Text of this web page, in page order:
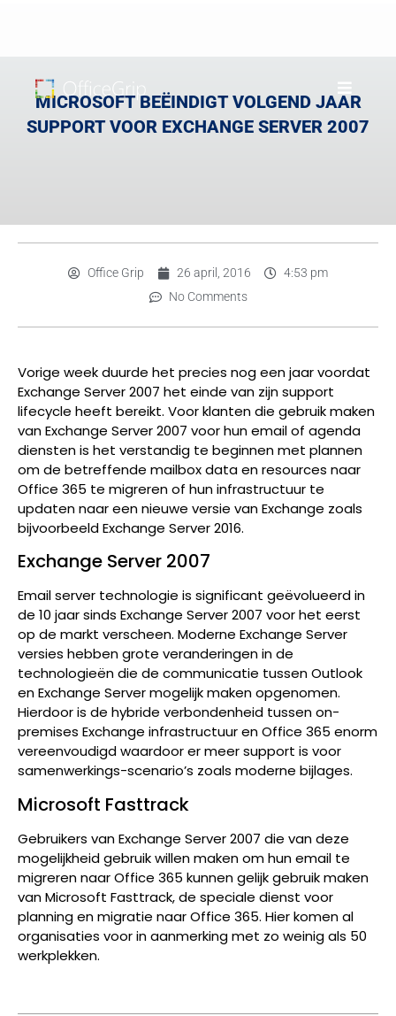
MICROSOFT BEËINDIGT VOLGEND JAAR
SUPPORT VOOR EXCHANGE SERVER 2007
Office Grip 26 april, 2016
4:53 pm
No Comments
Vorige week duurde het precies nog een jaar voordat
Exchange Server 2007 het einde van zijn support
lifecycle heeft bereikt. Voor klanten die gebruik maken
van Exchange Server 2007 voor hun email of agenda
diensten is het verstandig te beginnen met plannen
om de betreffende mailbox data en resources naar
Office 365 te migreren of hun infrastructuur te
updaten naar een nieuwe versie van Exchange zoals
bijvoorbeeld Exchange Server 2016.
Exchange Server 2007
Email server technologie is significant geëvolueerd in
de 10 jaar sinds Exchange Server 2007 voor het eerst
op de markt verscheen. Moderne Exchange Server
versies hebben grote veranderingen in de
technologieën die de communicatie tussen Outlook
en Exchange Server mogelijk maken opgenomen.
Hierdoor is de hybride verbondenheid tussen on-
premises Exchange infrastructuur en Office 365 enorm
vereenvoudigd waardoor er meer support is voor
samenwerkings-scenario’s zoals moderne bijlages.
Microsoft Fasttrack
Gebruikers van Exchange Server 2007 die van deze
mogelijkheid gebruik willen maken om hun email te
migreren naar Office 365 kunnen gelijk gebruik maken
van Microsoft Fasttrack, de speciale dienst voor
planning en migratie naar Office 365. Hier komen al
organisaties voor in aanmerking met zo weinig als 50
werkplekken.